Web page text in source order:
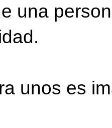
una
unos es